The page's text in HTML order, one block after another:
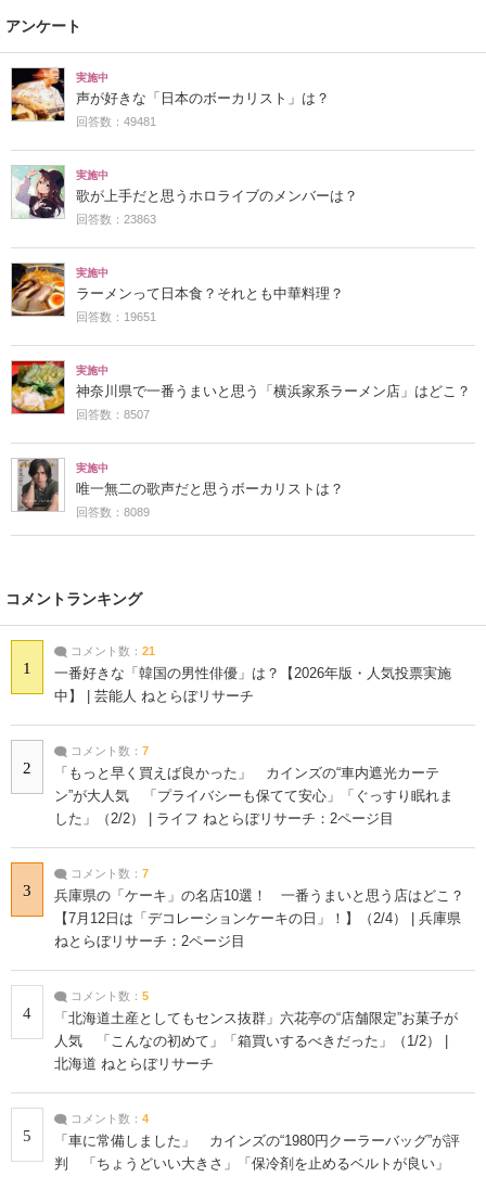
アンケート
実施中
声が好きな「日本のボーカリスト」は？
回答数：49481
実施中
歌が上手だと思うホロライブのメンバーは？
回答数：23863
実施中
ラーメンって日本食？それとも中華料理？
回答数：19651
実施中
神奈川県で一番うまいと思う「横浜家系ラーメン店」はどこ？
回答数：8507
実施中
唯一無二の歌声だと思うボーカリストは？
回答数：8089
コメントランキング
1
コメント数： 21
一番好きな「韓国の男性俳優」は？【2026年版・人気投票実施
中】 | 芸能人 ねとらぼリサーチ
2
コメント数： 7
「もっと早く買えば良かった」 カインズの“車内遮光カーテ
ン”が大人気 「プライバシーも保てて安心」「ぐっすり眠れま
した」（2/2） | ライフ ねとらぼリサーチ：2ページ目
3
コメント数： 7
兵庫県の「ケーキ」の名店10選！ 一番うまいと思う店はどこ？
【7月12日は「デコレーションケーキの日」！】（2/4） | 兵庫県
ねとらぼリサーチ：2ページ目
4
コメント数： 5
「北海道土産としてもセンス抜群」六花亭の“店舗限定”お菓子が
人気 「こんなの初めて」「箱買いするべきだった」（1/2） |
北海道 ねとらぼリサーチ
5
コメント数： 4
「車に常備しました」 カインズの“1980円クーラーバッグ”が評
判 「ちょうどいい大きさ」「保冷剤を止めるベルトが良い」